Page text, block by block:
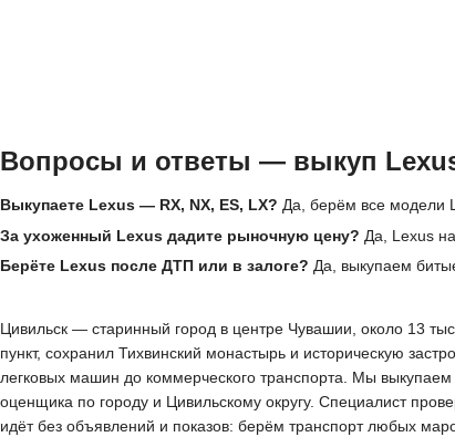
Вопросы и ответы — выкуп
Выкупаете Lexus — RX, NX, ES, LX? Да, берём все модели
За ухоженный Lexus дадите рыночную цену? Да, Lexus
Берёте Lexus после ДТП или в залоге? Да, выкупаем
Цивильск — старинный город в центре Чувашии, около 13
пункт, сохранил Тихвинский монастырь и историческую
легковых машин до коммерческого транспорта. Мы
оценщика по городу и Цивильскому округу. Специалист
идёт без объявлений и показов: берём транспорт любых